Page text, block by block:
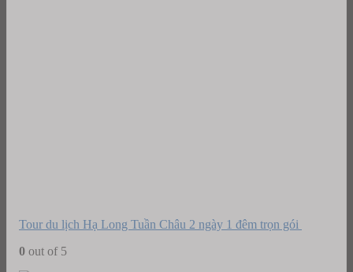
Tour du lịch Hạ Long Tuần Châu 2 ngày 1 đêm trọn gói
0 out of 5